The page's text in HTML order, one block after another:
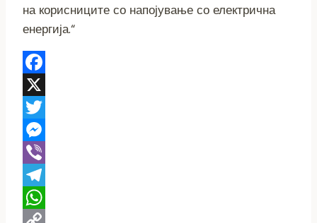
на корисниците со напојување со електрична
енергија.“
Facebook
X
Twitter
Messenger
Viber
Telegram